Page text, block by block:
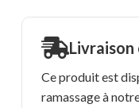
Livraison
Ce produit est
ramassage à